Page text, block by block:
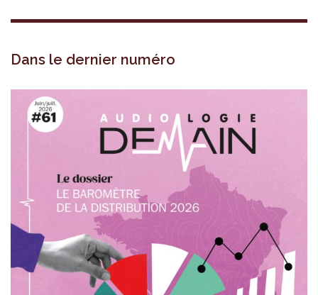
Dans le dernier numéro